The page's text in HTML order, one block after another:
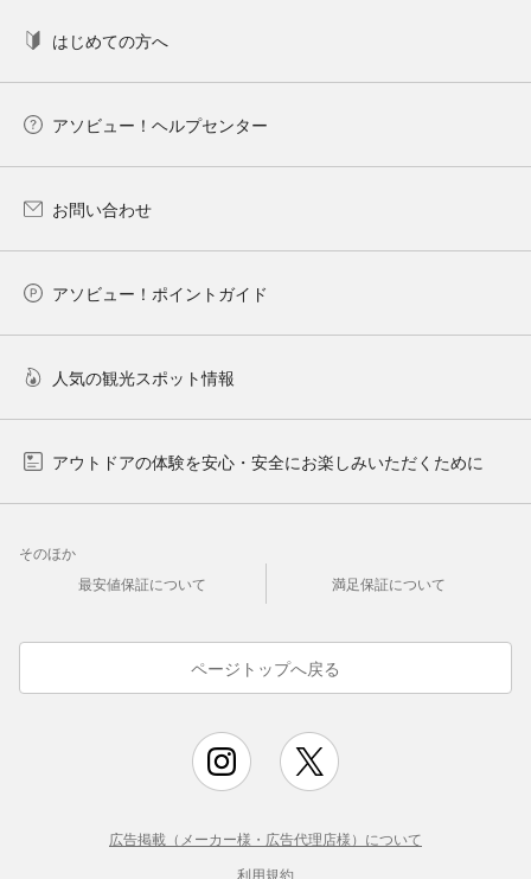
はじめての方へ
アソビュー！ヘルプセンター
お問い合わせ
アソビュー！ポイントガイド
人気の観光スポット情報
アウトドアの体験を安心・安全にお楽しみいただくために
そのほか
最安値保証について
満足保証について
ページトップへ戻る
広告掲載（メーカー様・広告代理店様）について
利用規約